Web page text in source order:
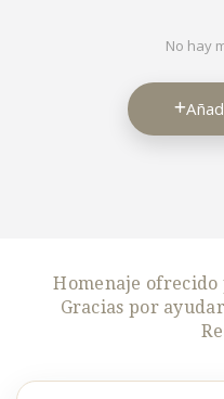
No hay
Homenaje ofrecido
Gracias por